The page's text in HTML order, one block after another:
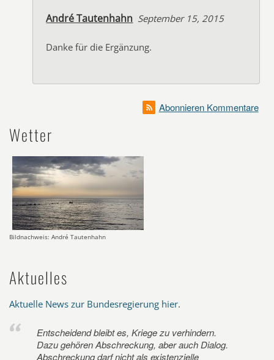
André Tautenhahn September 15, 2015
Danke für die Ergänzung.
Abonnieren Kommentare
Wetter
Bildnachweis: André Tautenhahn
Aktuelles
Aktuelle News zur Bundesregierung hier.
Entscheidend bleibt es, Kriege zu verhindern.
Dazu gehören Abschreckung, aber auch Dialog.
Abschreckung darf nicht als existenzielle